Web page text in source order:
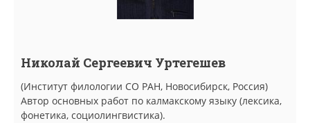
Николай Сергеевич Уртегешев
(Институт филологии СО РАН, Новосибирск, Россия)
Автор основных работ по калмакскому языку (лексика,
фонетика, социолингвистика).